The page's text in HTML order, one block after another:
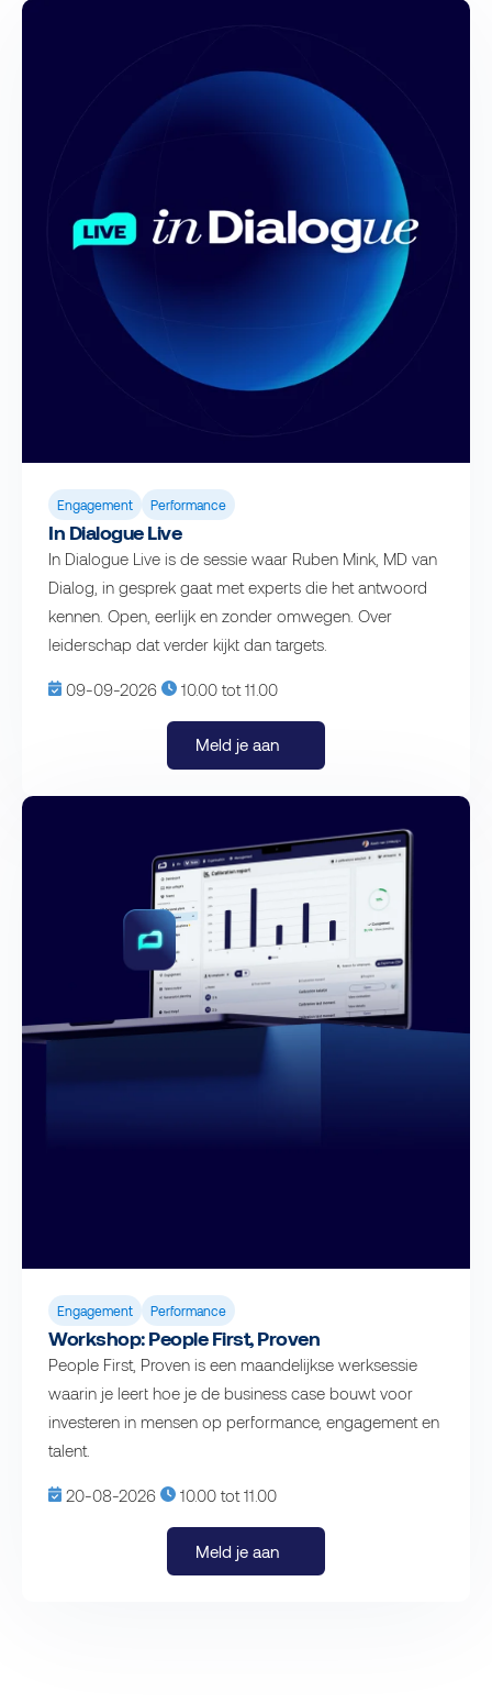
Engagement Performance
In Dialogue Live
In Dialogue Live is de sessie waar Ruben Mink, MD van
Dialog, in gesprek gaat met experts die het antwoord
kennen. Open, eerlijk en zonder omwegen. Over
leiderschap dat verder kijkt dan targets.
09-09-2026 10.00 tot 11.00
Meld je aan
Engagement Performance
Workshop: People First, Proven
People First, Proven is een maandelijkse werksessie
waarin je leert hoe je de business case bouwt voor
investeren in mensen op performance, engagement en
talent.
20-08-2026 10.00 tot 11.00
Meld je aan